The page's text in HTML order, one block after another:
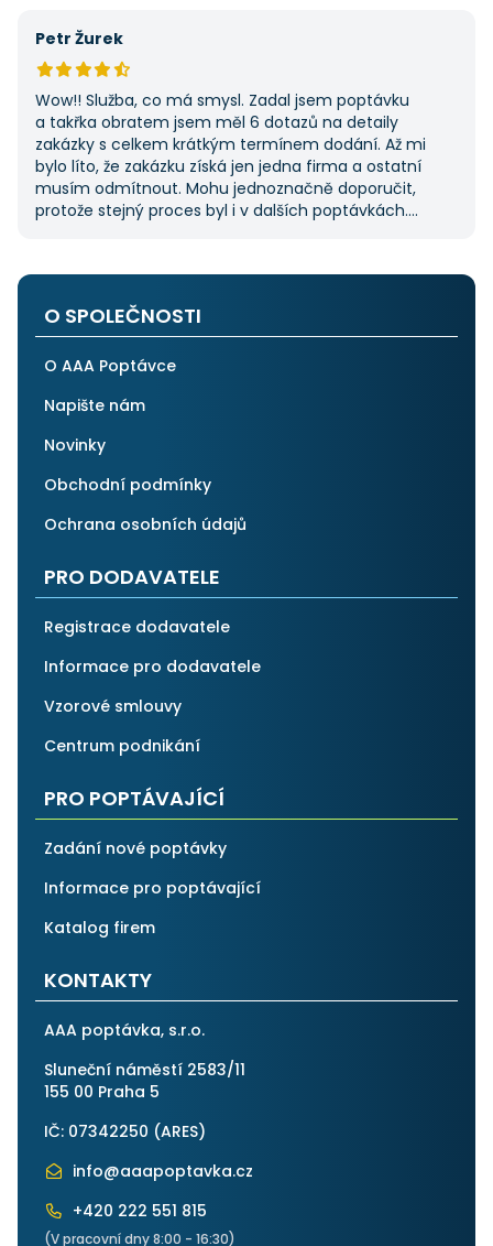
Petr Žurek
Wow!! Služba, co má smysl. Zadal jsem poptávku
a takřka obratem jsem měl 6 dotazů na detaily
zakázky s celkem krátkým termínem dodání. Až mi
bylo líto, že zakázku získá jen jedna firma a ostatní
musím odmítnout. Mohu jednoznačně doporučit,
protože stejný proces byl i v dalších poptávkách.
O SPOLEČNOSTI
O AAA Poptávce
Napište nám
Novinky
Obchodní podmínky
Ochrana osobních údajů
PRO DODAVATELE
Registrace dodavatele
Informace pro dodavatele
Vzorové smlouvy
Centrum podnikání
PRO POPTÁVAJÍCÍ
Zadání nové poptávky
Informace pro poptávající
Katalog firem
KONTAKTY
AAA poptávka, s.r.o.
Sluneční náměstí 2583/11
155 00 Praha 5
IČ: 07342250 (ARES)
info@aaapoptavka.cz
+420 222 551 815
(V pracovní dny 8:00 - 16:30)